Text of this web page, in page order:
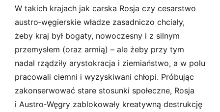
W takich krajach jak carska Rosja czy cesarstwo
austro­‑węgierskie władze zasadniczo chciały,
żeby kraj był bogaty, nowoczesny i z silnym
przemysłem (oraz armią) – ale żeby przy tym
nadal rządziły arystokracja i ziemiaństwo, a w polu
pracowali ciemni i wyzyskiwani chłopi. Próbując
zakonserwować stare stosunki społeczne, Rosja
i Austro­‑Węgry zablokowały kreatywną destrukcję